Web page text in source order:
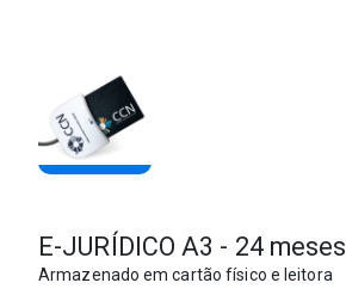
E-JURÍDICO A3 - 24 meses
Armazenado em cartão físico e leitora